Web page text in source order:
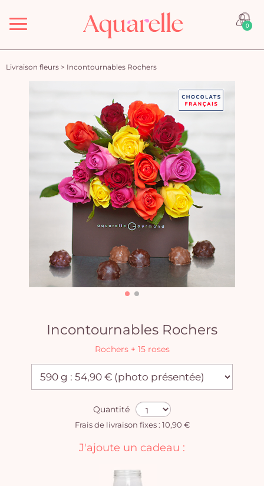
Menu 0
Livraison fleurs > Incontournables Rochers
Incontournables Rochers
Rochers + 15 roses
Quantité
Frais de livraison fixes : 10,90 €
J'ajoute un cadeau :